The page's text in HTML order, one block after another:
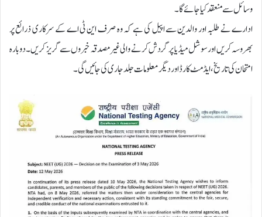
وسائل سے منعقد کیا جائے گا۔
ادارے نے طلبہ اور والدین سے اپیل کی ہے کہ وہ صرف این ٹی اے کے سرکاری ذرائع پر
بھروسہ کریں اور سوشل میڈیا پر گردش کرنے والی غیر مصدقہ خبروں سے گریز کریں۔ دوبارہ
امتحان کی تاریخ، ایڈمٹ کارڈ اور دیگر معلومات جلد جاری کی جائیں گی۔